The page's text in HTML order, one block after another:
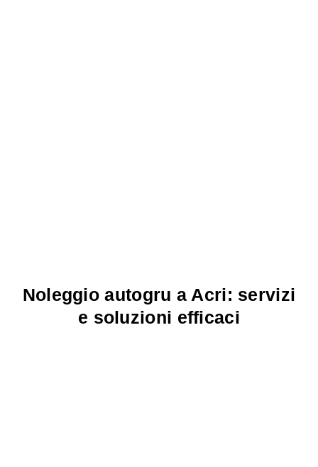
Noleggio autogru a Acri: servizi
e soluzioni efficaci